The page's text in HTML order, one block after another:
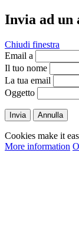
Invia ad un
Chiudi finestra
Email a
Il tuo nome
La tua email
Oggetto
Invia Annulla
Cookies make it
More information